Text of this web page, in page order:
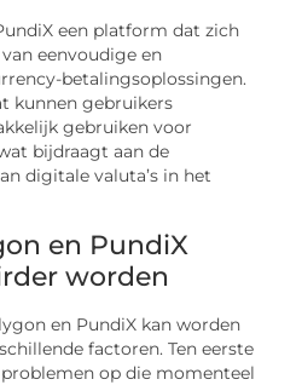
een platform dat zich
eenvoudige en
betalingsoplossingen.
kunnen gebruikers
gebruiken voor
bijdraagt aan de
digitale valuta’s in het
en PundiX
worden
en PundiX kan worden
factoren. Ten eerste
op die momenteel